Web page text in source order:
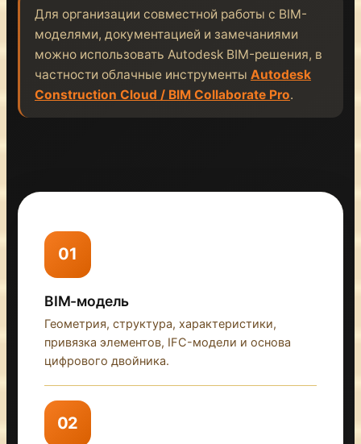
Для организации совместной работы с BIM-
моделями, документацией и замечаниями
можно использовать Autodesk BIM-решения, в
частности облачные инструменты Autodesk
Construction Cloud / BIM Collaborate Pro.
01
BIM-модель
Геометрия, структура, характеристики,
привязка элементов, IFC-модели и основа
цифрового двойника.
02